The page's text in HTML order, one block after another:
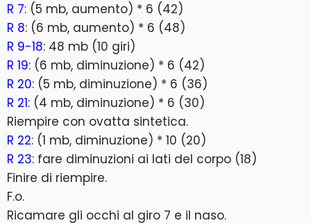
R 7: (5 mb, aumento) * 6 (42)
R 8: (6 mb, aumento) * 6 (48)
R 9-18: 48 mb (10 giri)
R 19: (6 mb, diminuzione) * 6 (42)
R 20: (5 mb, diminuzione) * 6 (36)
R 21: (4 mb, diminuzione) * 6 (30)
Riempire con ovatta sintetica.
R 22: (1 mb, diminuzione) * 10 (20)
R 23: fare diminuzioni ai lati del corpo (18)
Finire di riempire.
F.o.
Ricamare gli occhi al giro 7 e il naso.